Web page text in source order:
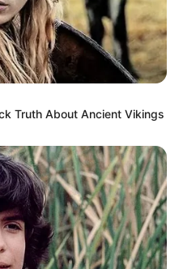
as políticas de vacinação e
dos serviços básicos,
carga horária.
WhatsApp.
.
Truth About Ancient Vikings